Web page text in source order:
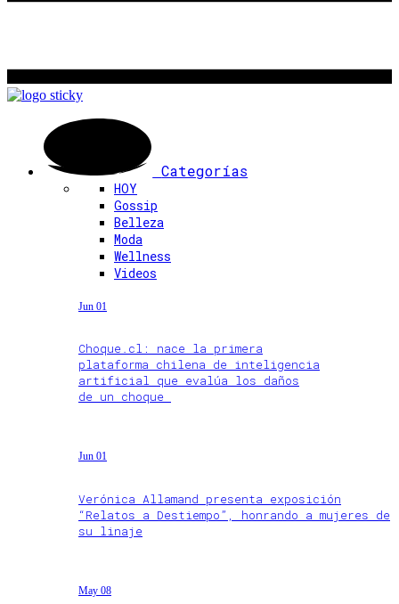
Categorías
HOY
Gossip
Belleza
Moda
Wellness
Videos
Jun 01
Choque.cl: nace la primera
plataforma chilena de inteligencia
artificial que evalúa los daños
de un choque
Jun 01
Verónica Allamand presenta exposición
“Relatos a Destiempo”, honrando a mujeres de
su linaje
May 08